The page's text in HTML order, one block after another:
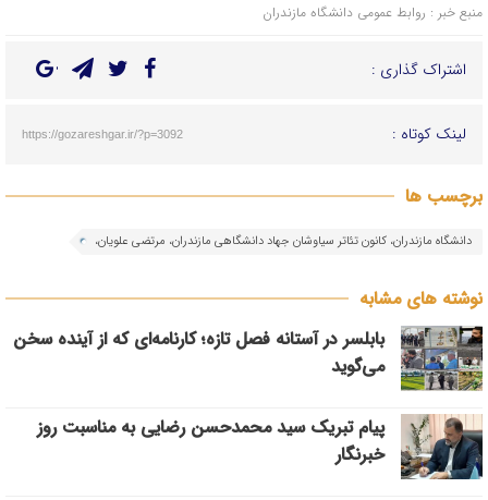
منبع خبر : روابط عمومی دانشگاه مازندران
اشتراک گذاری :
لینک کوتاه : https://gozareshgar.ir/?p=3092
برچسب ها
دانشگاه مازندران، کانون تئاتر سیاوشان جهاد دانشگاهی مازندران، مرتضی علویان،
نوشته های مشابه
بابلسر در آستانه فصل تازه؛ کارنامه‌ای که از آینده سخن
می‌گوید
پیام تبریک سید محمدحسن رضایی به مناسبت روز
خبرنگار